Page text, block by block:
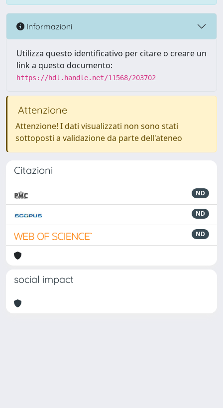
Informazioni
Utilizza questo identificativo per citare o creare un
link a questo documento:
https://hdl.handle.net/11568/203702
Attenzione
Attenzione! I dati visualizzati non sono stati
sottoposti a validazione da parte dell'ateneo
Citazioni
ND
ND
ND
social impact